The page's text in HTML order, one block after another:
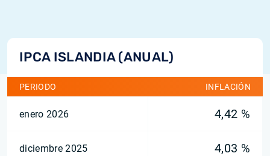
IPCA ISLANDIA (ANUAL)
PERIODO INFLACIÓN
enero 2026 4,42 %
diciembre 2025 4,03 %